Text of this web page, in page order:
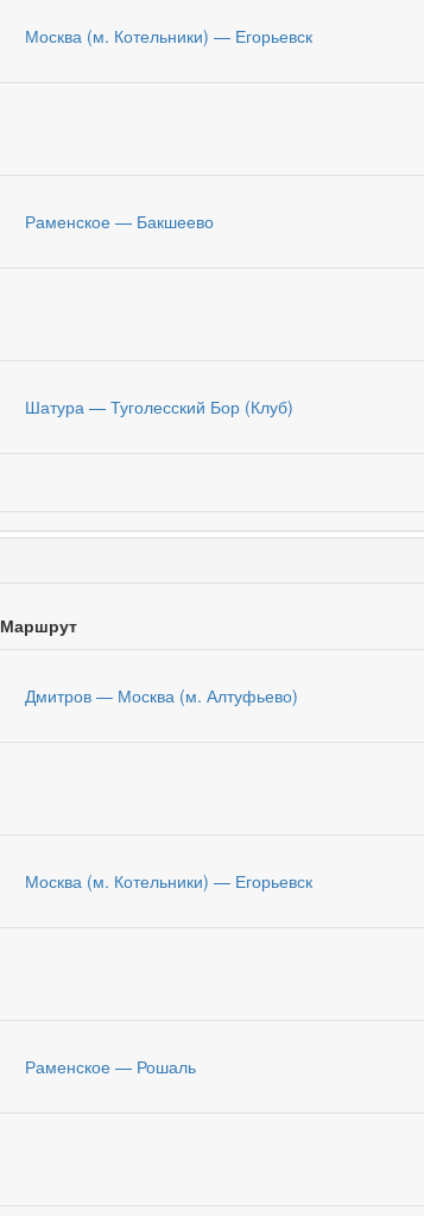
Москва (м. Котельники) — Егорьевск
Раменское — Бакшеево
Шатура — Туголесский Бор (Клуб)
Маршрут
Дмитров — Москва (м. Алтуфьево)
Москва (м. Котельники) — Егорьевск
Раменское — Рошаль